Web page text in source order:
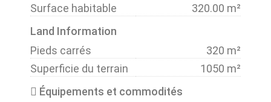
Surface habitable
320.00 m²
Land Information
Pieds carrés
320 m²
Superficie du terrain
1050 m²
Équipements et commodités